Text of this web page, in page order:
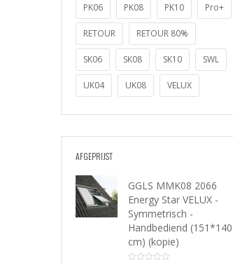
PK06 PK08 PK10 Pro+
RETOUR RETOUR 80%
SK06 SK08 SK10 SWL
UK04 UK08 VELUX
AFGEPRIJST
GGLS MMK08 2066
Energy Star VELUX -
Symmetrisch -
Handbediend (151*140
cm) (kopie)